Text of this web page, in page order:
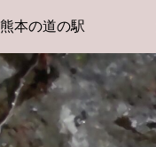
熊本の道の駅